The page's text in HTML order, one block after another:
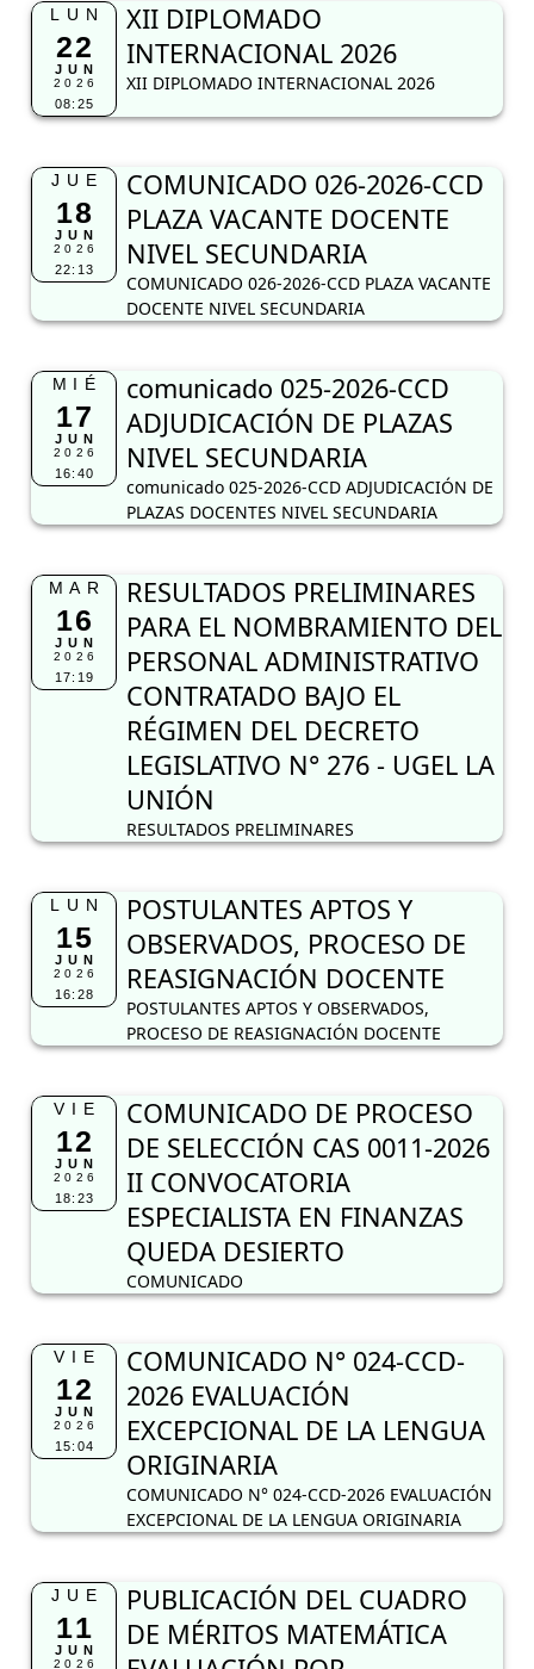
LUN
22
JUN
2026
08:25
XII DIPLOMADO
INTERNACIONAL 2026
XII DIPLOMADO INTERNACIONAL 2026
JUE
18
JUN
2026
22:13
COMUNICADO 026-2026-CCD
PLAZA VACANTE DOCENTE
NIVEL SECUNDARIA
COMUNICADO 026-2026-CCD PLAZA VACANTE
DOCENTE NIVEL SECUNDARIA
MIÉ
17
JUN
2026
16:40
comunicado 025-2026-CCD
ADJUDICACIÓN DE PLAZAS
NIVEL SECUNDARIA
comunicado 025-2026-CCD ADJUDICACIÓN DE
PLAZAS DOCENTES NIVEL SECUNDARIA
MAR
16
JUN
2026
17:19
RESULTADOS PRELIMINARES
PARA EL NOMBRAMIENTO DEL
PERSONAL ADMINISTRATIVO
CONTRATADO BAJO EL
RÉGIMEN DEL DECRETO
LEGISLATIVO N° 276 - UGEL LA
UNIÓN
RESULTADOS PRELIMINARES
LUN
15
JUN
2026
16:28
POSTULANTES APTOS Y
OBSERVADOS, PROCESO DE
REASIGNACIÓN DOCENTE
POSTULANTES APTOS Y OBSERVADOS,
PROCESO DE REASIGNACIÓN DOCENTE
VIE
12
JUN
2026
18:23
COMUNICADO DE PROCESO
DE SELECCIÓN CAS 0011-2026
II CONVOCATORIA
ESPECIALISTA EN FINANZAS
QUEDA DESIERTO
COMUNICADO
VIE
12
JUN
2026
15:04
COMUNICADO N° 024-CCD-
2026 EVALUACIÓN
EXCEPCIONAL DE LA LENGUA
ORIGINARIA
COMUNICADO N° 024-CCD-2026 EVALUACIÓN
EXCEPCIONAL DE LA LENGUA ORIGINARIA
JUE
11
JUN
2026
PUBLICACIÓN DEL CUADRO
DE MÉRITOS MATEMÁTICA